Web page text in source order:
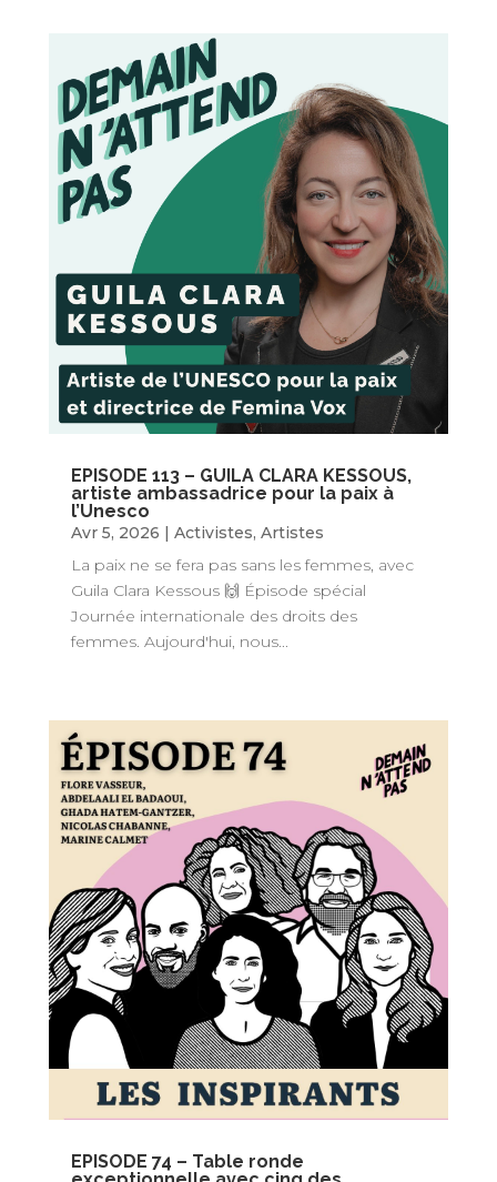
EPISODE 113 – GUILA CLARA KESSOUS,
artiste ambassadrice pour la paix à
l’Unesco
Avr 5, 2026 | Activistes, Artistes
La paix ne se fera pas sans les femmes, avec
Guila Clara Kessous 🙌 Épisode spécial
Journée internationale des droits des
femmes. Aujourd'hui, nous...
EPISODE 74 – Table ronde